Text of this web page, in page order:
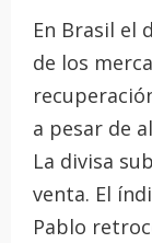
En Brasil el
de los
a pesar de
La divisa
venta. El
Pablo